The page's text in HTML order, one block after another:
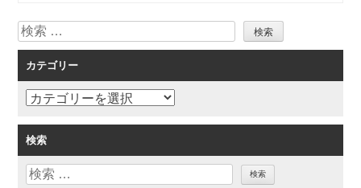
シ
ョ
ン
検
索
カテゴリー
カ
ゴ
リ
ー
検索
検